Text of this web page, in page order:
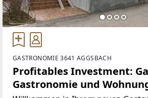
GASTRONOMIE 3641 AGGSBACH
Profitables Investment:
Gastronomie und